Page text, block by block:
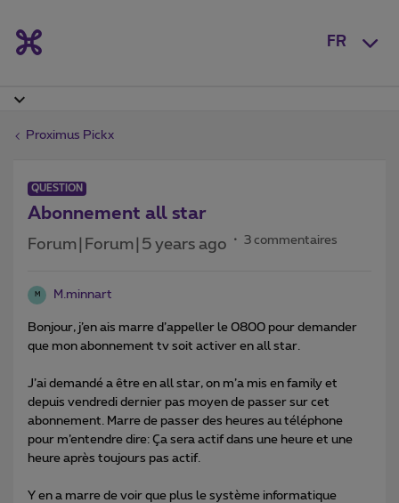
FR
Proximus Pickx
QUESTION
Abonnement all star
Forum|Forum|5 years ago 3 commentaires
M M.minnart
Bonjour, j’en ais marre d’appeller le 0800 pour demander
que mon abonnement tv soit activer en all star.
J’ai demandé a être en all star, on m’a mis en family et
depuis vendredi dernier pas moyen de passer sur cet
abonnement. Marre de passer des heures au téléphone
pour m’entendre dire: Ça sera actif dans une heure et une
heure après toujours pas actif.
Y en a marre de voir que plus le système informatique